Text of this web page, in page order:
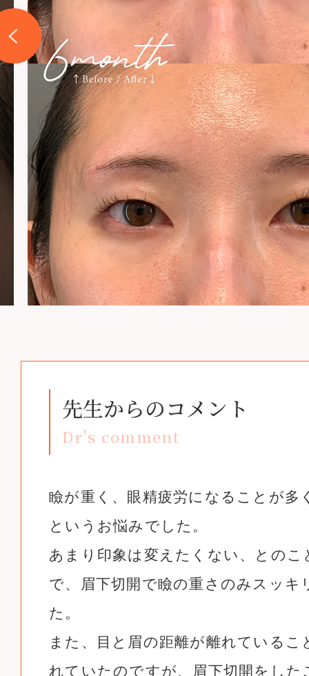
先生からのコメント
Dr's comment
瞼が重く、眼精疲労になることが多
というお悩みでした。
あまり印象は変えたくない、とのこ
で、眉下切開で瞼の重さのみスッキ
た。
また、目と眉の距離が離れているこ
れていたのですが、眉下切開をした